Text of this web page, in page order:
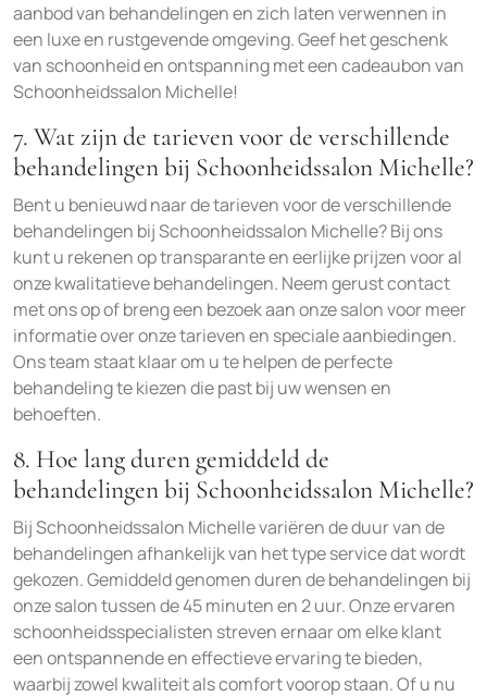
aanbod van behandelingen en zich laten verwennen in
een luxe en rustgevende omgeving. Geef het geschenk
van schoonheid en ontspanning met een cadeaubon van
Schoonheidssalon Michelle!
7. Wat zijn de tarieven voor de verschillende
behandelingen bij Schoonheidssalon Michelle?
Bent u benieuwd naar de tarieven voor de verschillende
behandelingen bij Schoonheidssalon Michelle? Bij ons
kunt u rekenen op transparante en eerlijke prijzen voor al
onze kwalitatieve behandelingen. Neem gerust contact
met ons op of breng een bezoek aan onze salon voor meer
informatie over onze tarieven en speciale aanbiedingen.
Ons team staat klaar om u te helpen de perfecte
behandeling te kiezen die past bij uw wensen en
behoeften.
8. Hoe lang duren gemiddeld de
behandelingen bij Schoonheidssalon Michelle?
Bij Schoonheidssalon Michelle variëren de duur van de
behandelingen afhankelijk van het type service dat wordt
gekozen. Gemiddeld genomen duren de behandelingen bij
onze salon tussen de 45 minuten en 2 uur. Onze ervaren
schoonheidsspecialisten streven ernaar om elke klant
een ontspannende en effectieve ervaring te bieden,
waarbij zowel kwaliteit als comfort voorop staan. Of u nu